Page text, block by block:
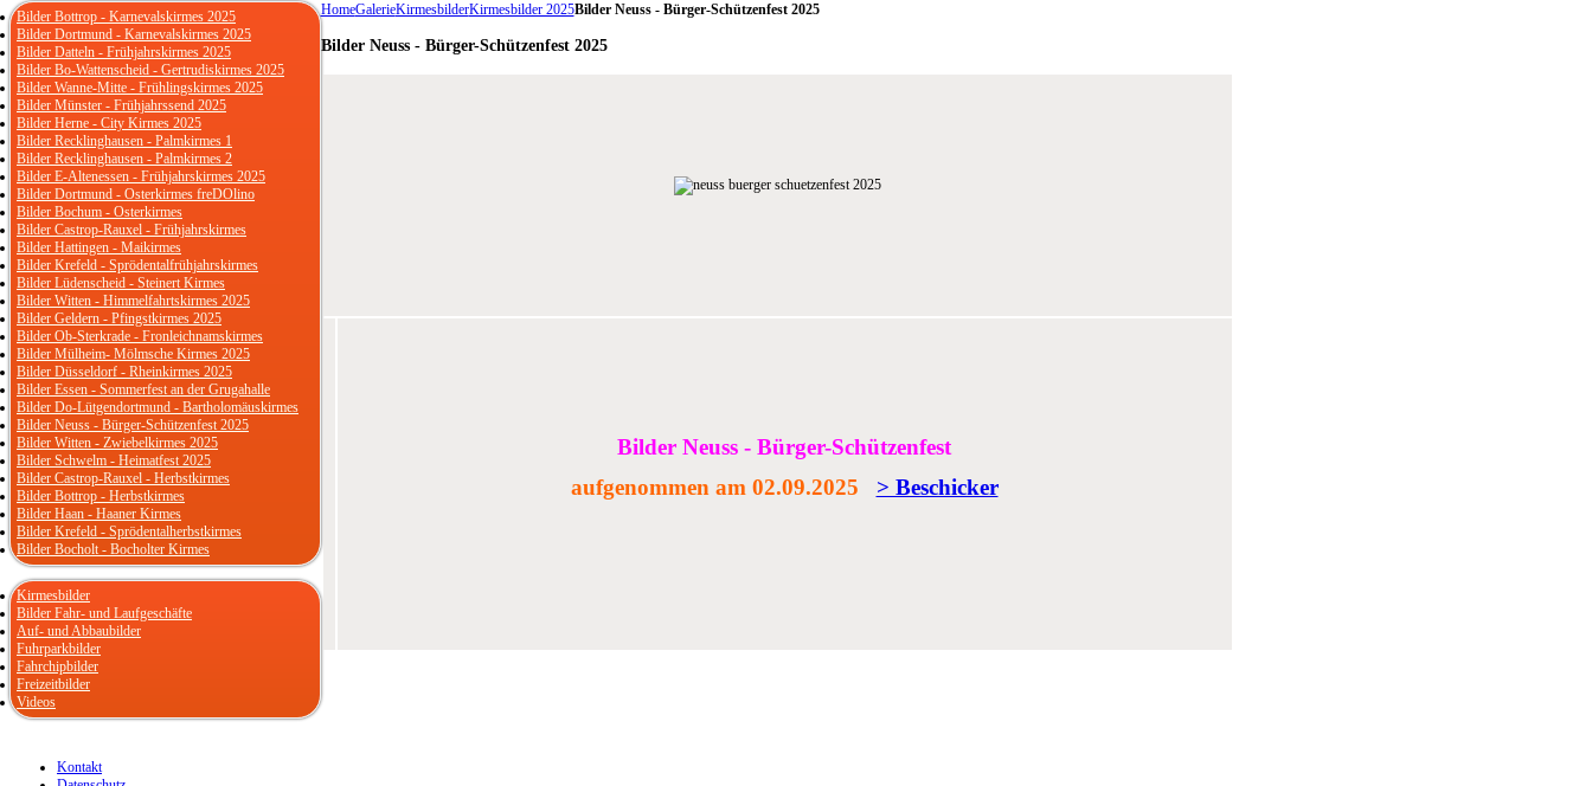
HomeGalerieKirmesbilderKirmesbilder 2025Bilder Neuss - Bürger-Schützenfest 2025
Bilder Neuss - Bürger-Schützenfest 2025
Bilder Neuss - Bürger-Schützenfest
aufgenommen am 02.09.2025 > Beschicker
Bilder Bottrop - Karnevalskirmes 2025
Bilder Dortmund - Karnevalskirmes 2025
Bilder Datteln - Frühjahrskirmes 2025
Bilder Bo-Wattenscheid - Gertrudiskirmes 2025
Bilder Wanne-Mitte - Frühlingskirmes 2025
Bilder Münster - Frühjahrssend 2025
Bilder Herne - City Kirmes 2025
Bilder Recklinghausen - Palmkirmes 1
Bilder Recklinghausen - Palmkirmes 2
Bilder E-Altenessen - Frühjahrskirmes 2025
Bilder Dortmund - Osterkirmes freDOlino
Bilder Bochum - Osterkirmes
Bilder Castrop-Rauxel - Frühjahrskirmes
Bilder Hattingen - Maikirmes
Bilder Krefeld - Sprödentalfrühjahrskirmes
Bilder Lüdenscheid - Steinert Kirmes
Bilder Witten - Himmelfahrtskirmes 2025
Bilder Geldern - Pfingstkirmes 2025
Bilder Ob-Sterkrade - Fronleichnamskirmes
Bilder Mülheim- Mölmsche Kirmes 2025
Bilder Düsseldorf - Rheinkirmes 2025
Bilder Essen - Sommerfest an der Grugahalle
Bilder Do-Lütgendortmund - Bartholomäuskirmes
Bilder Neuss - Bürger-Schützenfest 2025
Bilder Witten - Zwiebelkirmes 2025
Bilder Schwelm - Heimatfest 2025
Bilder Castrop-Rauxel - Herbstkirmes
Bilder Bottrop - Herbstkirmes
Bilder Haan - Haaner Kirmes
Bilder Krefeld - Sprödentalherbstkirmes
Bilder Bocholt - Bocholter Kirmes
Kirmesbilder
Bilder Fahr- und Laufgeschäfte
Auf- und Abbaubilder
Fuhrparkbilder
Fahrchipbilder
Freizeitbilder
Videos
Kontakt